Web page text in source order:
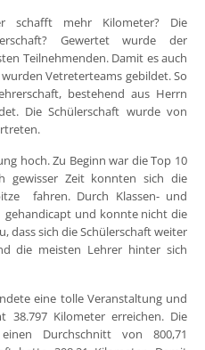
schafft mehr Kilometer? Die
Gewertet wurde der
Teilnehmenden. Damit es auch
Vetreterteams gebildet. So
bestehend aus Herrn
Die Schülerschaft wurde von
hoch. Zu Beginn war die Top 10
gewisser Zeit konnten sich die
fahren. Durch Klassen- und
und konnte nicht die
dass sich die Schülerschaft weiter
die meisten Lehrer hinter sich
eine tolle Veranstaltung und
38.797 Kilometer erreichen. Die
Durchschnitt von 800,71